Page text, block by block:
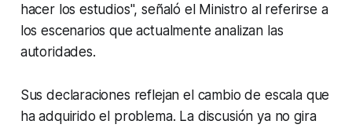
hacer los estudios", señaló el Ministro al referirse a
los escenarios que actualmente analizan las
autoridades.
Sus declaraciones reflejan el cambio de escala que
ha adquirido el problema. La discusión ya no gira